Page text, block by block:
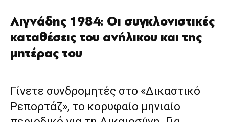
Λιγνάδης 1984: Οι συγκλονιστικές
καταθέσεις του ανήλικου και της
μητέρας του
Γίνετε συνδρομητές στο «Δικαστικό
Ρεπορτάζ», το κορυφαίο μηνιαίο